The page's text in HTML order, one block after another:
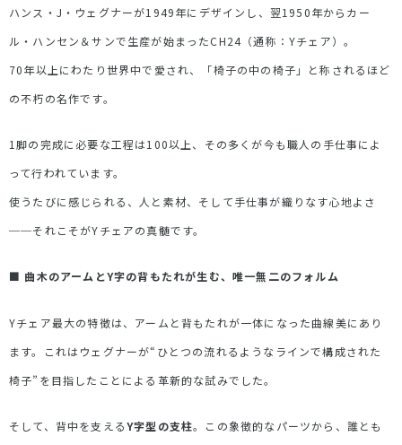
ハンス・ J ・ウェグナーが1949年にデザインし、翌1950年からカー
ル・ハンセン＆サンで生産が始まったCH24 （通称：Yチェア）。
70年以上にわたり世界中で愛され、「椅子の中の椅子」と称されるほど
の不朽の名作です。
1脚の完成に必要な工程は100以上、その多くが今も職人の手仕事によ
って行われています。
使うたびに感じられる、人と素材、そして手仕事が織りなす心地よさ
──それこそがYチェアの真髄です。
■ 曲木のアームとY字の背もたれが生む、唯一無二のフォルム
Yチェア最大の特徴は、アームと背もたれが一体になった曲線美にあり
ます。これはウェグナーが“ ひとつの流れるようなラインで構成された
椅子” を目指したことによる革新的な試みでした。
そして、背中を支えるY字型の支柱。この象徴的なパーツから、誰とも